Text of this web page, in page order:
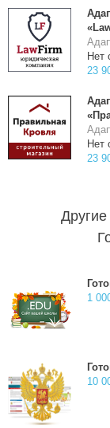
Нет
23
Нет
23
1
10